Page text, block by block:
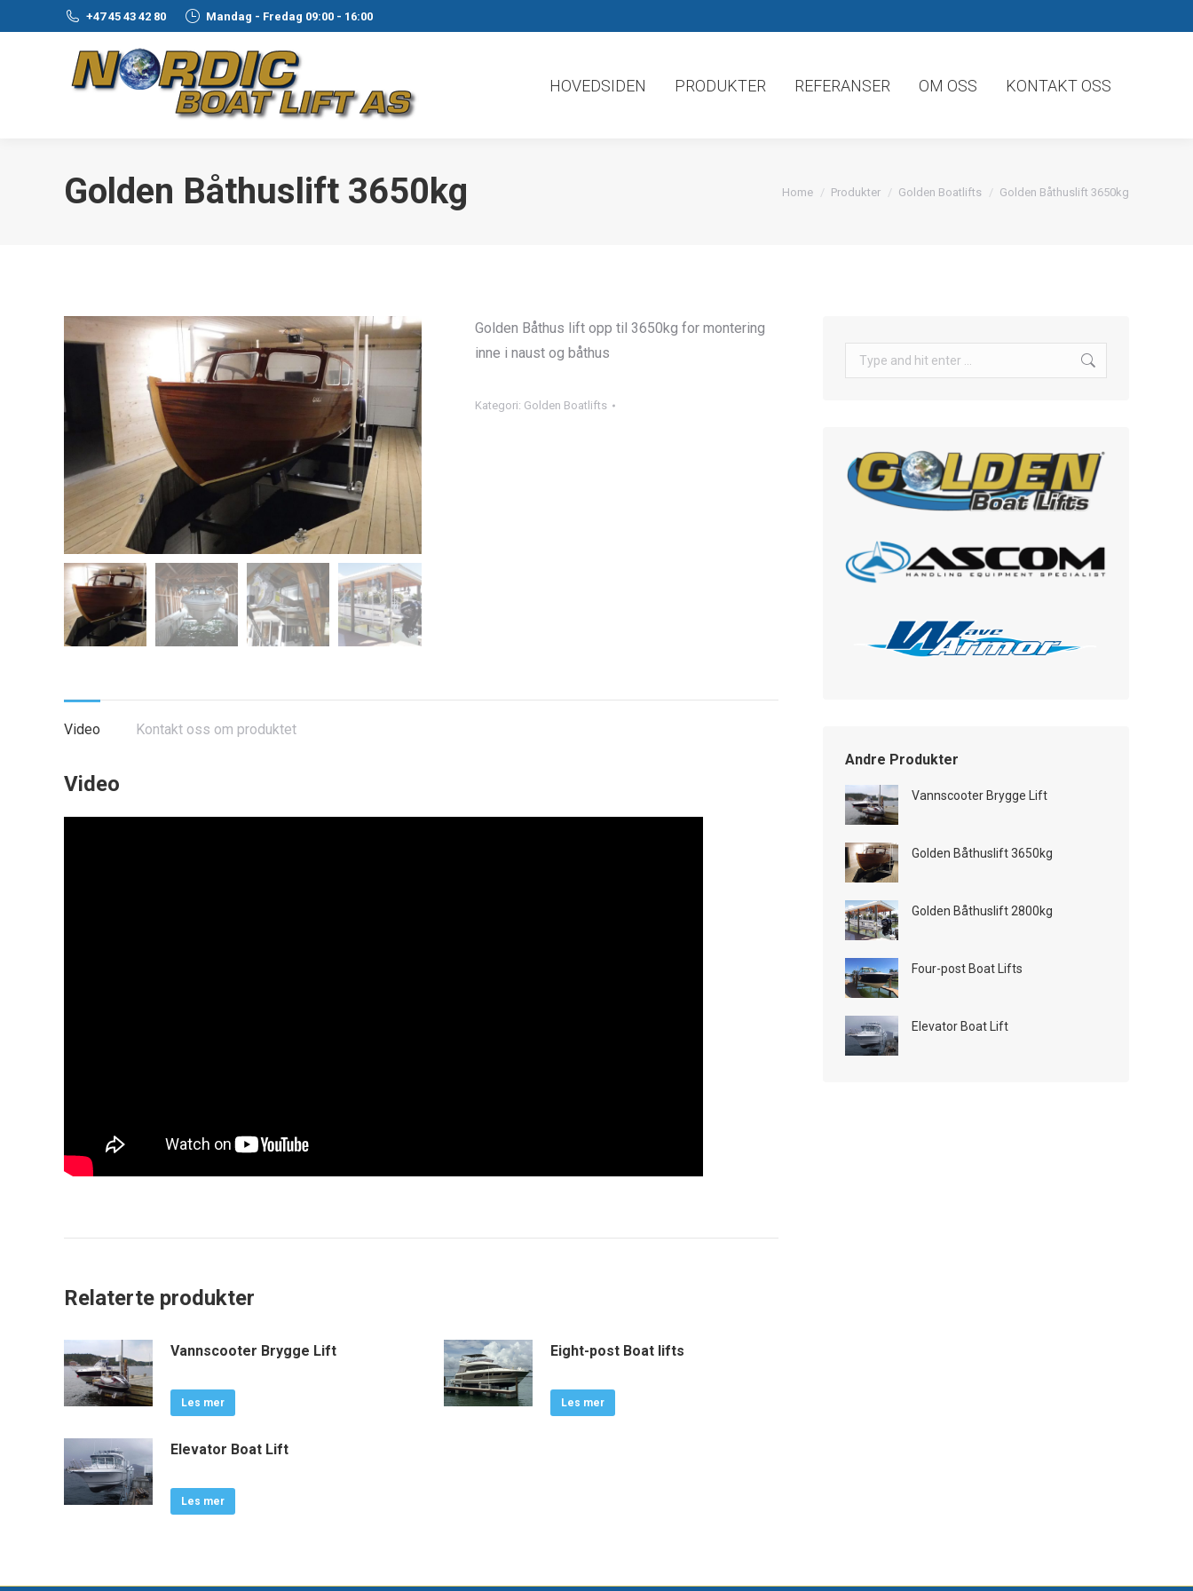
+47 45 43 42 80 Mandag - Fredag 09:00 - 16:00
HOVEDSIDEN PRODUKTER REFERANSER OM OSS KONTAKT OSS
Golden Båthuslift 3650kg You are here:
Home Produkter Golden Boatlifts Golden Båthuslift 3650kg
Golden Båthus lift opp til 3650kg for montering
inne i naust og båthus
Kategori: Golden Boatlifts
Video Kontakt oss om produktet
Video
Relaterte produkter
Vannscooter Brygge Lift
Les mer
Eight-post Boat lifts
Les mer
Elevator Boat Lift
Les mer
Search:
Andre Produkter
Vannscooter Brygge Lift
Golden Båthuslift 3650kg
Golden Båthuslift 2800kg
Four-post Boat Lifts
Elevator Boat Lift